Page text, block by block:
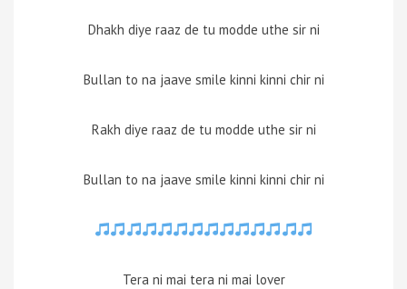
Dhakh diye raaz de tu modde uthe sir ni
Bullan to na jaave smile kinni kinni chir ni
Rakh diye raaz de tu modde uthe sir ni
Bullan to na jaave smile kinni kinni chir ni
Tera ni mai tera ni mai lover